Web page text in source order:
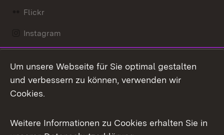
Flickr
Instagram
Mastodon
Messenger
Social Wall
Um unsere Webseite für Sie optimal gestalten
und verbessern zu können, verwenden wir
Cookies.
Weitere Informationen zu Cookies erhalten Sie in